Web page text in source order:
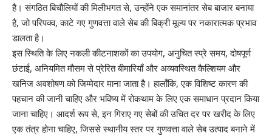
है। संगठित बिचौलियों की मिलीभगत से, उन्होंने एक समानांतर सेब बाजार बनाया
है, जो परिपक्व, काटे गए गुणवत्ता वाले सेब की बिक्री मूल्य पर नकारात्मक प्रभाव
डालता है।
इस स्थिति के लिए नकली कीटनाशकों का उपयोग, अनुचित स्प्रे समय, दोषपूर्ण
छंटाई, अनियमित मौसम से प्रेरित बीमारियाँ और अव्यवस्थित कैल्शियम और
खनिज अवशोषण को जिम्मेदार माना जाता है। हालाँकि, एक विशिष्ट कारण की
पहचान की जानी चाहिए और भविष्य में रोकथाम के लिए एक समाधान प्रदान किया
जाना चाहिए। आदर्श रूप से, इन गिराए गए सेबों की उचित दर पर खरीद के लिए
एक तंत्र होना चाहिए, जिससे स्थानीय स्तर पर गुणवत्ता वाले सेब उत्पाद बनाने में